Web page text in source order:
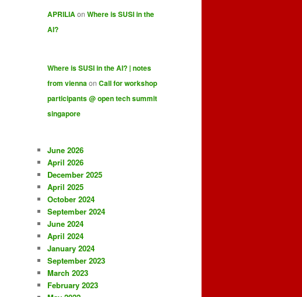
APRILIAon Where is SUSI in the
AI?
Where is SUSI in the AI? | notes
from viennaon Call for workshop
participants @ open tech summit
singapore
June 2026
April 2026
December 2025
April 2025
October 2024
September 2024
June 2024
April 2024
January 2024
September 2023
March 2023
February 2023